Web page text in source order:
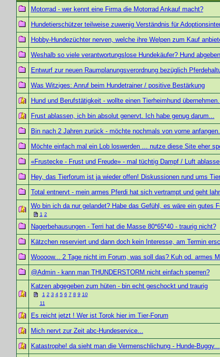
Motorrad - wer kennt eine Firma die Motorrad Ankauf macht?
Hundetierschützer teilweise zuwenig Verständnis für
Hobby-Hundezüchter nerven, welche ihre Welpen zum Kauf
Weshalb so viele verantwortungslose Hundekäufer? Hund
Entwurf zur neuen Raumplanungsverordnung bezüglich
Was Witziges: Anruf beim Hundetrainer / positive Bestärkung
Hund und Berufstätigkeit - wollte einen Tierheimhund
Frust ablassen, ich bin absolut genervt. Ich habe genug darum...
Bin nach 2 Jahren zurück - möchte nochmals von vorne
Möchte einfach mal ein Lob loswerden ... nutze diese Site eher
«Frustecke - Frust und Freude» - mal tüchtig Dampf / Luft
Hey, das Tierforum ist ja wieder offen! Diskussionen rund ums
Total entnervt - mein armes Pferdi hat sich vertrampt und geht
Wo bin ich da nur gelandet? Habe das Gefühl, es wäre ein gutes
1 2
Nagerbehausungen - Terri hat die Masse 80*65*40 - traurig nicht?
Kätzchen reserviert und dann doch kein Interesse, am Termin
Woooow... 2 Tage nicht im Forum, was soll das? Kuh od. armes
@Admin - kann man THUNDERSTORM nicht einfach sperren?
Katzen abgegeben zum hüten - bin echt geschockt und traurig
1 2 3 4 5 6 7 8 9 10
11
Es reicht jetzt ! Wer ist Torok hier im Tier-Forum
Mich nervt zur Zeit abc-Hundeservice...
Katastrophe! da sieht man die Vermenschlichung - Hunde-Buggy...